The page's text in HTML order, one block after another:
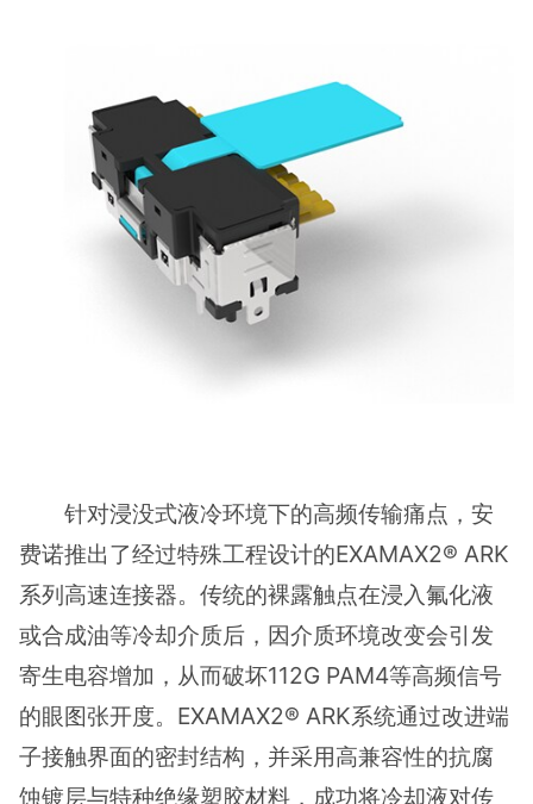
针对浸没式液冷环境下的高频传输痛点，安
费诺推出了经过特殊工程设计的EXAMAX2® ARK
系列高速连接器。传统的裸露触点在浸入氟化液
或合成油等冷却介质后，因介质环境改变会引发
寄生电容增加，从而破坏112G PAM4等高频信号
的眼图张开度。EXAMAX2® ARK系统通过改进端
子接触界面的密封结构，并采用高兼容性的抗腐
蚀镀层与特种绝缘塑胶材料，成功将冷却液对传